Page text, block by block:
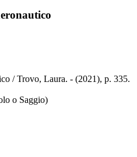
/ Trovo, Laura. - (2021), p. 335.
o Saggio)